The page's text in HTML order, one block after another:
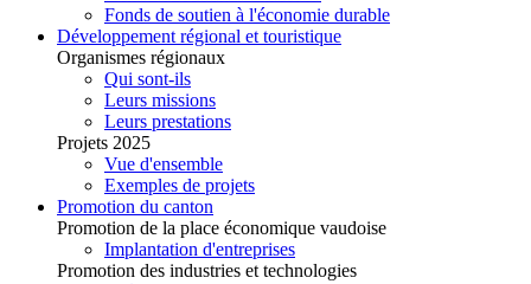
Fonds de soutien à l'économie durable
Développement régional et touristique
Organismes régionaux
Qui sont-ils
Leurs missions
Leurs prestations
Projets 2025
Vue d'ensemble
Exemples de projets
Promotion du canton
Promotion de la place économique vaudoise
Implantation d'entreprises
Promotion des industries et technologies